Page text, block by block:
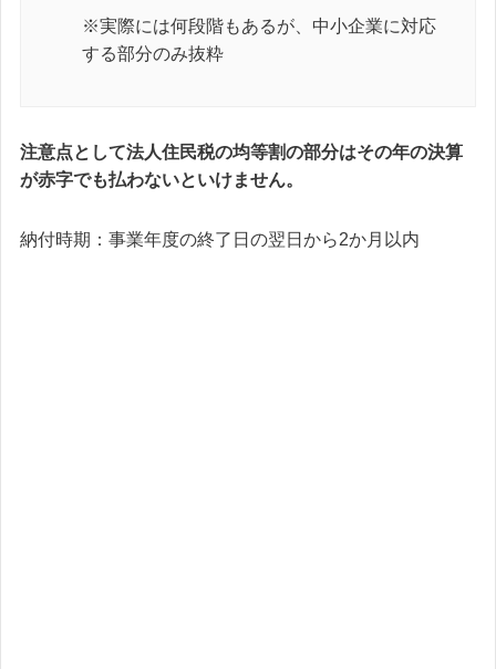
※実際には何段階もあるが、中小企業に対応
する部分のみ抜粋
注意点として法人住民税の均等割の部分はその年の決算
が赤字でも払わないといけません。
納付時期：事業年度の終了日の翌日から2か月以内